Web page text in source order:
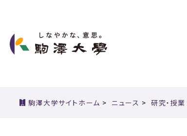
駒澤大学サイトホーム > ニュース >研究・授業